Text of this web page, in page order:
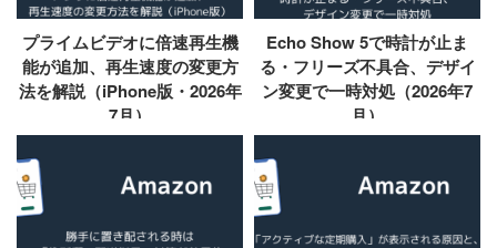
プライムビデオに倍速再生機
能が追加、再生速度の変更方
法を解説（iPhone版・2026年
7月）
Echo Show 5で時計が止ま
る・フリーズ不具合、デザイ
ン変更で一時対処（2026年7
月）